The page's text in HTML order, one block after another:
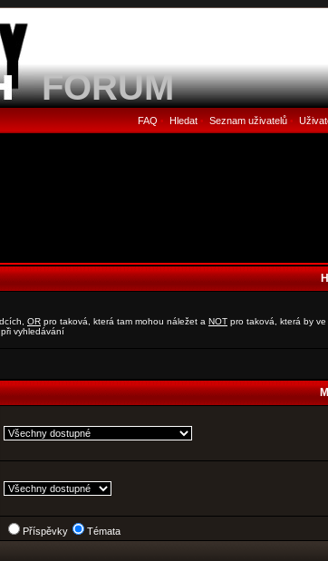
FORUM
FAQ • Hledat• Seznam uživatelů•
OR pro taková, která tam mohou náležet a NOT pro taková, která by ve
vyhledávání
Příspěvky Témata